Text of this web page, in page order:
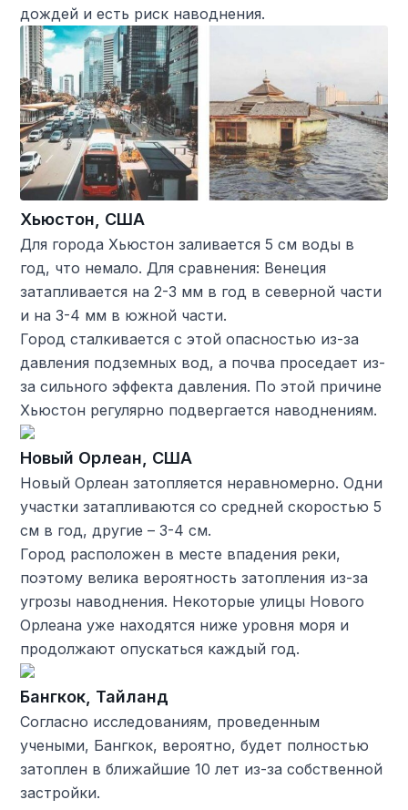
дождей и есть риск наводнения.
Хьюстон, США
Для города Хьюстон заливается 5 см воды в
год, что немало. Для сравнения: Венеция
затапливается на 2-3 мм в год в северной части
и на 3-4 мм в южной части.
Город сталкивается с этой опасностью из-за
давления подземных вод, а почва проседает из-
за сильного эффекта давления. По этой причине
Хьюстон регулярно подвергается наводнениям.
Новый Орлеан, США
Новый Орлеан затопляется неравномерно. Одни
участки затапливаются со средней скоростью 5
см в год, другие – 3-4 см.
Город расположен в месте впадения реки,
поэтому велика вероятность затопления из-за
угрозы наводнения. Некоторые улицы Нового
Орлеана уже находятся ниже уровня моря и
продолжают опускаться каждый год.
Бангкок, Тайланд
Согласно исследованиям, проведенным
учеными, Бангкок, вероятно, будет полностью
затоплен в ближайшие 10 лет из-за собственной
застройки.